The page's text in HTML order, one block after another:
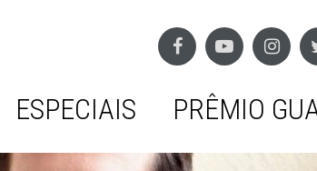
ESPECIAIS PRÊMIO